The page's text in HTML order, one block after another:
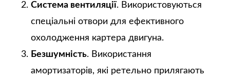
Система вентиляції. Використовуються
спеціальні отвори для ефективного
охолодження картера двигуна.
Безшумність. Використання
амортизаторів, які ретельно прилягають